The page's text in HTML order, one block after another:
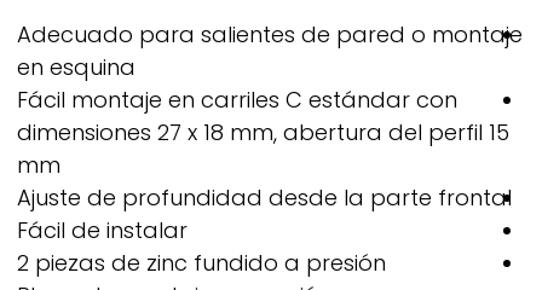
Adecuado para salientes de pared o montaje
en esquina
Fácil montaje en carriles C estándar con
dimensiones 27 x 18 mm, abertura del perfil 15
mm
Ajuste de profundidad desde la parte frontal
Fácil de instalar
2 piezas de zinc fundido a presión